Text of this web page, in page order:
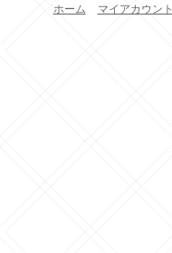
ホーム マイアカウント